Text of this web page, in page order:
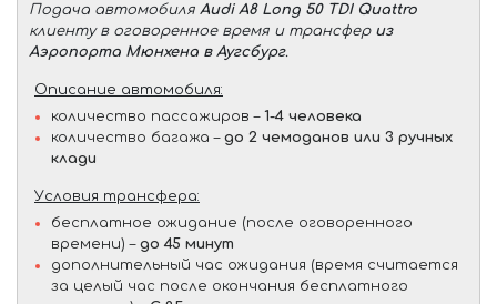
Подача автомобиля Audi A8 Long 50 TDI Quattro
клиенту в оговоренное время и трансфер из
Аэропорта Мюнхена в Аугсбург.
Описание автомобиля:
количество пассажиров – 1-4 человека
количество багажа – до 2 чемоданов или 3 ручных
клади
Условия трансфера:
бесплатное ожидание (после оговоренного
времени) – до 45 минут
дополнительный час ожидания (время считается
за целый час после окончания бесплатного